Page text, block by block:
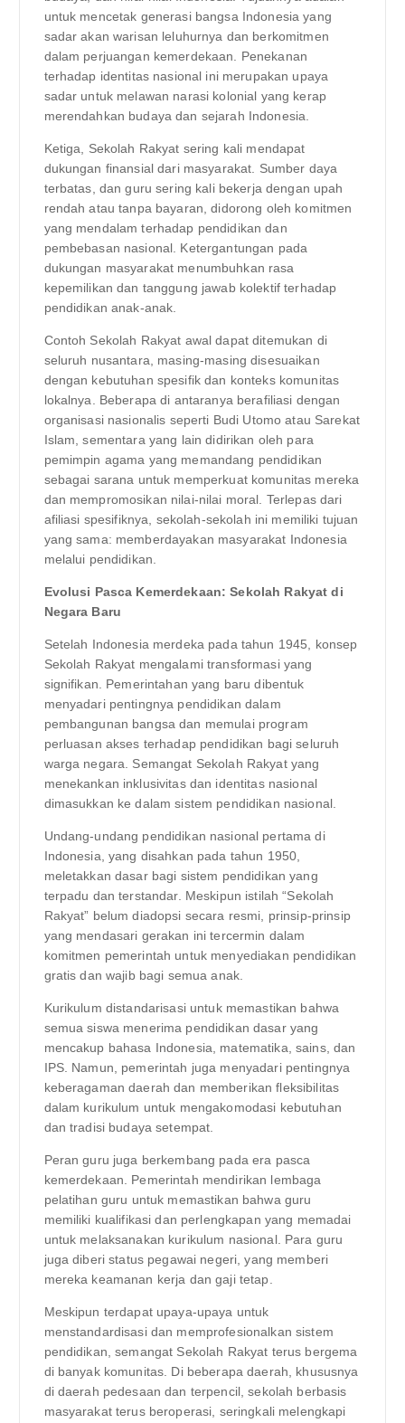
untuk mencetak generasi bangsa Indonesia yang
sadar akan warisan leluhurnya dan berkomitmen
dalam perjuangan kemerdekaan. Penekanan
terhadap identitas nasional ini merupakan upaya
sadar untuk melawan narasi kolonial yang kerap
merendahkan budaya dan sejarah Indonesia.
Ketiga, Sekolah Rakyat sering kali mendapat
dukungan finansial dari masyarakat. Sumber daya
terbatas, dan guru sering kali bekerja dengan upah
rendah atau tanpa bayaran, didorong oleh komitmen
yang mendalam terhadap pendidikan dan
pembebasan nasional. Ketergantungan pada
dukungan masyarakat menumbuhkan rasa
kepemilikan dan tanggung jawab kolektif terhadap
pendidikan anak-anak.
Contoh Sekolah Rakyat awal dapat ditemukan di
seluruh nusantara, masing-masing disesuaikan
dengan kebutuhan spesifik dan konteks komunitas
lokalnya. Beberapa di antaranya berafiliasi dengan
organisasi nasionalis seperti Budi Utomo atau Sarekat
Islam, sementara yang lain didirikan oleh para
pemimpin agama yang memandang pendidikan
sebagai sarana untuk memperkuat komunitas mereka
dan mempromosikan nilai-nilai moral. Terlepas dari
afiliasi spesifiknya, sekolah-sekolah ini memiliki tujuan
yang sama: memberdayakan masyarakat Indonesia
melalui pendidikan.
Evolusi Pasca Kemerdekaan: Sekolah Rakyat di
Negara Baru
Setelah Indonesia merdeka pada tahun 1945, konsep
Sekolah Rakyat mengalami transformasi yang
signifikan. Pemerintahan yang baru dibentuk
menyadari pentingnya pendidikan dalam
pembangunan bangsa dan memulai program
perluasan akses terhadap pendidikan bagi seluruh
warga negara. Semangat Sekolah Rakyat yang
menekankan inklusivitas dan identitas nasional
dimasukkan ke dalam sistem pendidikan nasional.
Undang-undang pendidikan nasional pertama di
Indonesia, yang disahkan pada tahun 1950,
meletakkan dasar bagi sistem pendidikan yang
terpadu dan terstandar. Meskipun istilah “Sekolah
Rakyat” belum diadopsi secara resmi, prinsip-prinsip
yang mendasari gerakan ini tercermin dalam
komitmen pemerintah untuk menyediakan pendidikan
gratis dan wajib bagi semua anak.
Kurikulum distandarisasi untuk memastikan bahwa
semua siswa menerima pendidikan dasar yang
mencakup bahasa Indonesia, matematika, sains, dan
IPS. Namun, pemerintah juga menyadari pentingnya
keberagaman daerah dan memberikan fleksibilitas
dalam kurikulum untuk mengakomodasi kebutuhan
dan tradisi budaya setempat.
Peran guru juga berkembang pada era pasca
kemerdekaan. Pemerintah mendirikan lembaga
pelatihan guru untuk memastikan bahwa guru
memiliki kualifikasi dan perlengkapan yang memadai
untuk melaksanakan kurikulum nasional. Para guru
juga diberi status pegawai negeri, yang memberi
mereka keamanan kerja dan gaji tetap.
Meskipun terdapat upaya-upaya untuk
menstandardisasi dan memprofesionalkan sistem
pendidikan, semangat Sekolah Rakyat terus bergema
di banyak komunitas. Di beberapa daerah, khususnya
di daerah pedesaan dan terpencil, sekolah berbasis
masyarakat terus beroperasi, seringkali melengkapi